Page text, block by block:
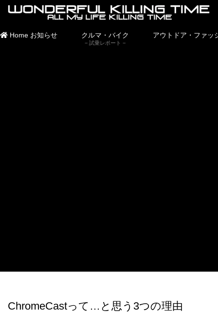
Home お知らせ クルマ・バイク
試乗レポート
アウトドア・ファッ
ChromeCastって…と思う3つの理由